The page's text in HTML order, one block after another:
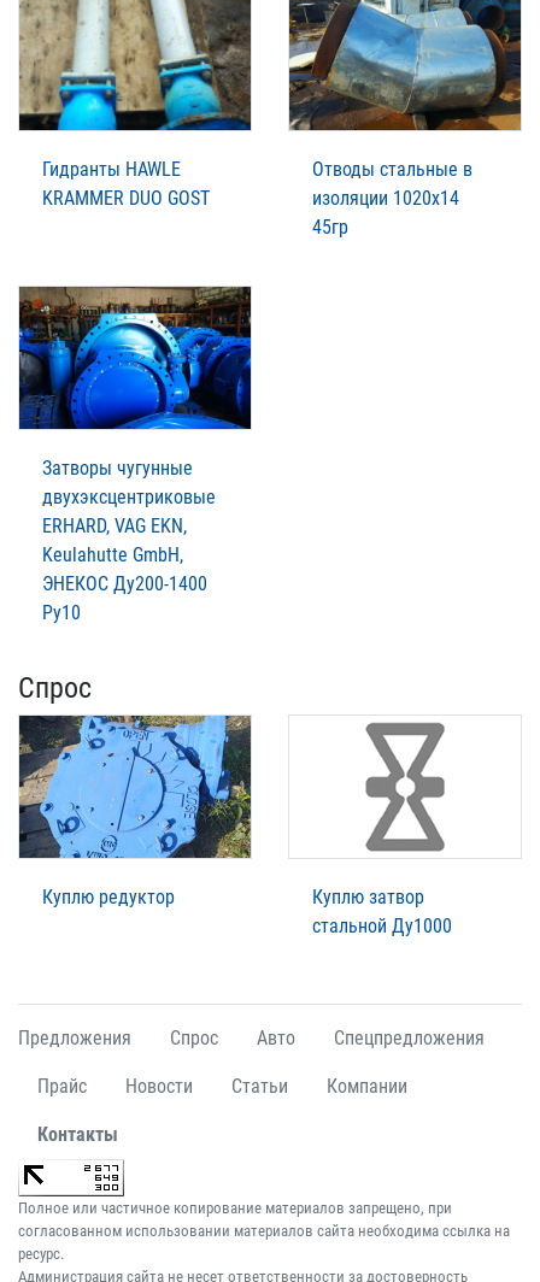
Гидранты HAWLE
KRAMMER DUO GOST
Отводы стальные в
изоляции 1020х14
45гр
Затворы чугунные
двухэксцентриковые
ERHARD, VAG EKN,
Keulahutte GmbH,
ЭНЕКОС Ду200-1400
Ру10
Спрос
Куплю редуктор
Куплю затвор
стальной Ду1000
Предложения Спрос Авто Спецпредложения
Прайс Новости Статьи Компании
Контакты
Полное или частичное копирование материалов запрещено, при
согласованном использовании материалов сайта необходима ссылка на
ресурс.
Администрация сайта не несет ответственности за достоверность